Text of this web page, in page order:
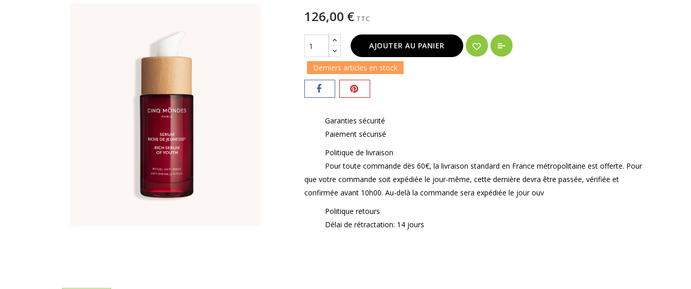
126,00 € TTC
AJOUTER AU PANIER
Derniers articles en stock
Garanties sécurité
Paiement sécurisé
Politique de livraison
Pour toute commande dès 60€, la livraison standard en France métropolitaine est offerte. Pour
que votre commande soit expédiée le jour-même, cette dernière devra être passée, vérifiée et
confirmée avant 10h00. Au-delà la commande sera expédiée le jour ouv
Politique retours
Délai de rétractation: 14 jours